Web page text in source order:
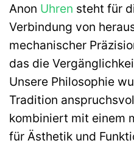
Anon Uhren steht für
Verbindung von
mechanischer
das die
Unsere Philosophie
Tradition
kombiniert mit einem
für Ästhetik und